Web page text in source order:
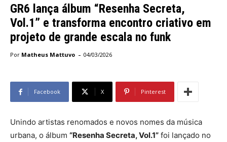
GR6 lança álbum “Resenha Secreta,
Vol.1” e transforma encontro criativo em
projeto de grande escala no funk
Por Matheus Mattuvo - 04/03/2026
Facebook X Pinterest
Unindo artistas renomados e novos nomes da música
urbana, o álbum “Resenha Secreta, Vol.1” foi lançado no